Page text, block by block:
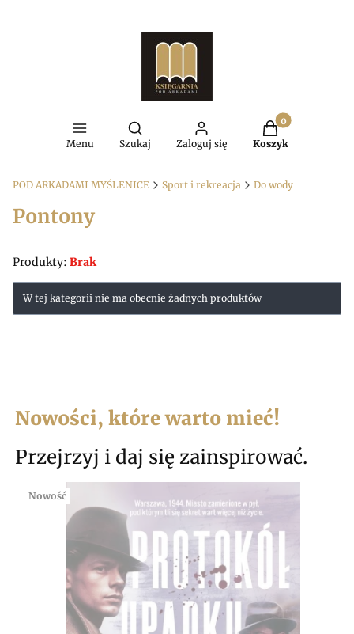
Menu
Otwórz wyszukiwarkę
Szukaj Zaloguj się
Produkty w
Koszyk
POD ARKADAMI MYŚLENICE Sport i rekreacja Do wody
Pontony
Produkty: Brak
Lista produktów
W tej kategorii nie ma obecnie żadnych produktów
Nowości, które warto mieć!
Przejrzyj i daj się zainspirować.
Nowość